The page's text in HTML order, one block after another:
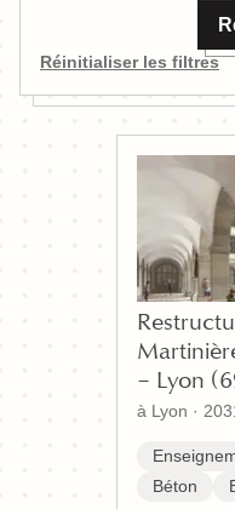
Réinitialiser les filtres
– Lyon
à Lyon ·
Béton